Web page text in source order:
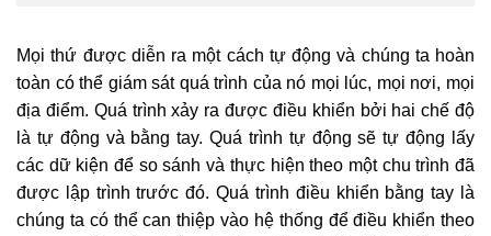
Mọi thứ được diễn ra một cách tự động và chúng ta hoàn
toàn có thể giám sát quá trình của nó mọi lúc, mọi nơi, mọi
địa điểm. Quá trình xảy ra được điều khiển bởi hai chế độ
là tự động và bằng tay. Quá trình tự động sẽ tự động lấy
các dữ kiện để so sánh và thực hiện theo một chu trình đã
được lập trình trước đó. Quá trình điều khiển bằng tay là
chúng ta có thể can thiệp vào hệ thống để điều khiển theo